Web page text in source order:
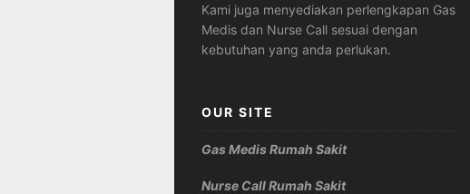
Kami juga menyediakan perlengkapan Gas
Medis dan Nurse Call sesuai dengan
kebutuhan yang anda perlukan.
OUR SITE
Gas Medis Rumah Sakit
Nurse Call Rumah Sakit